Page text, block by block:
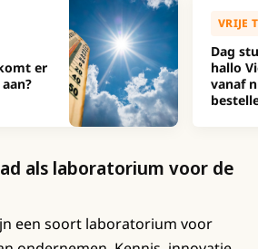
er
VRIJE
Dag
hallo
vanaf
als laboratorium voor de
een soort laboratorium voor